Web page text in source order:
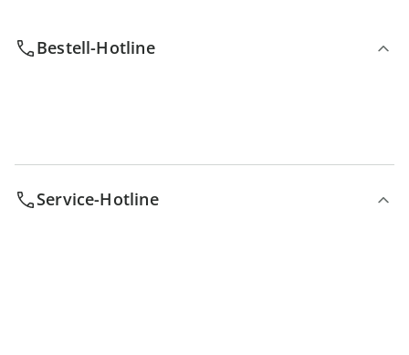
Bestell-Hotline
Service-Hotline